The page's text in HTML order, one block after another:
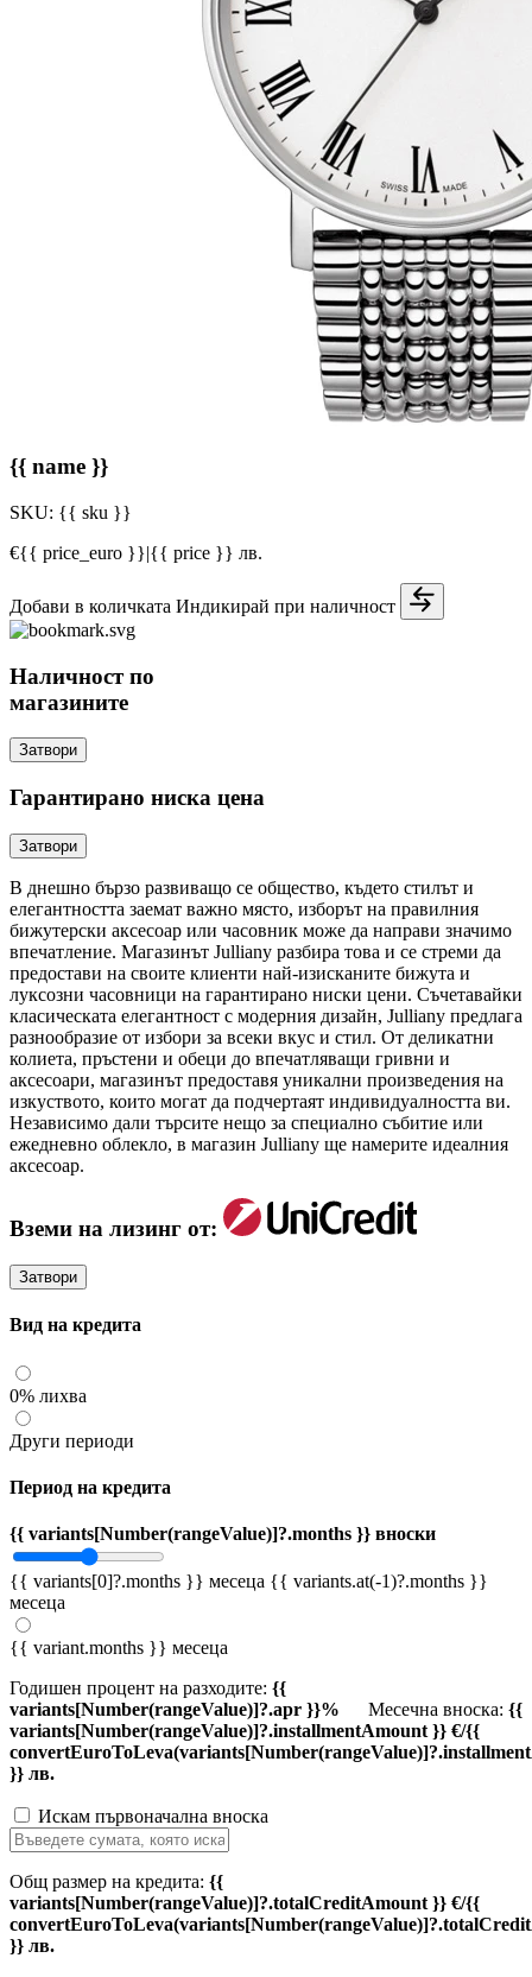
{{ name }}
SKU: {{ sku }}
€{{ price_euro }}|{{ price }} лв.
Добави в количката Индикирай при наличност
Наличност по
магазините
Затвори
Гарантирано ниска цена
Затвори
В днешно бързо развиващо се общество, където стилът и
елегантността заемат важно място, изборът на правилния
бижутерски аксесоар или часовник може да направи значимо
впечатление. Магазинът Julliany разбира това и се стреми да
предостави на своите клиенти най-изисканите бижута и
луксозни часовници на гарантирано ниски цени. Съчетавайки
класическата елегантност с модерния дизайн, Julliany предлага
разнообразие от избори за всеки вкус и стил. От деликатни
колиета, пръстени и обеци до впечатляващи гривни и
аксесоари, магазинът предоставя уникални произведения на
изкуството, които могат да подчертаят индивидуалността ви.
Независимо дали търсите нещо за специално събитие или
ежедневно облекло, в магазин Julliany ще намерите идеалния
аксесоар.
Вземи на лизинг от:
Затвори
Вид на кредита
0% лихва
Други периоди
Период на кредита
{{ variants[Number(rangeValue)]?.months }} вноски
{{ variants[0]?.months }} месеца {{ variants.at(-1)?.months }}
месеца
{{ variant.months }} месеца
Годишен процент на разходите: {{
variants[Number(rangeValue)]?.apr }}%
Месечна вноска: {{
variants[Number(rangeValue)]?.installmentAmount }} €/{{
}} лв.
Искам първоначална вноска
Общ размер на кредита: {{
variants[Number(rangeValue)]?.totalCreditAmount }} €/{{
}} лв.